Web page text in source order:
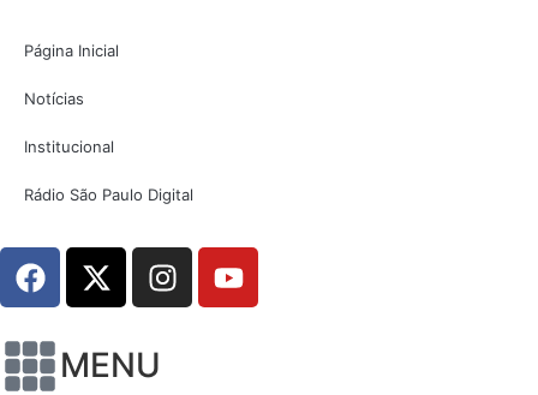
Página Inicial
Notícias
Institucional
Rádio São Paulo Digital
MENU